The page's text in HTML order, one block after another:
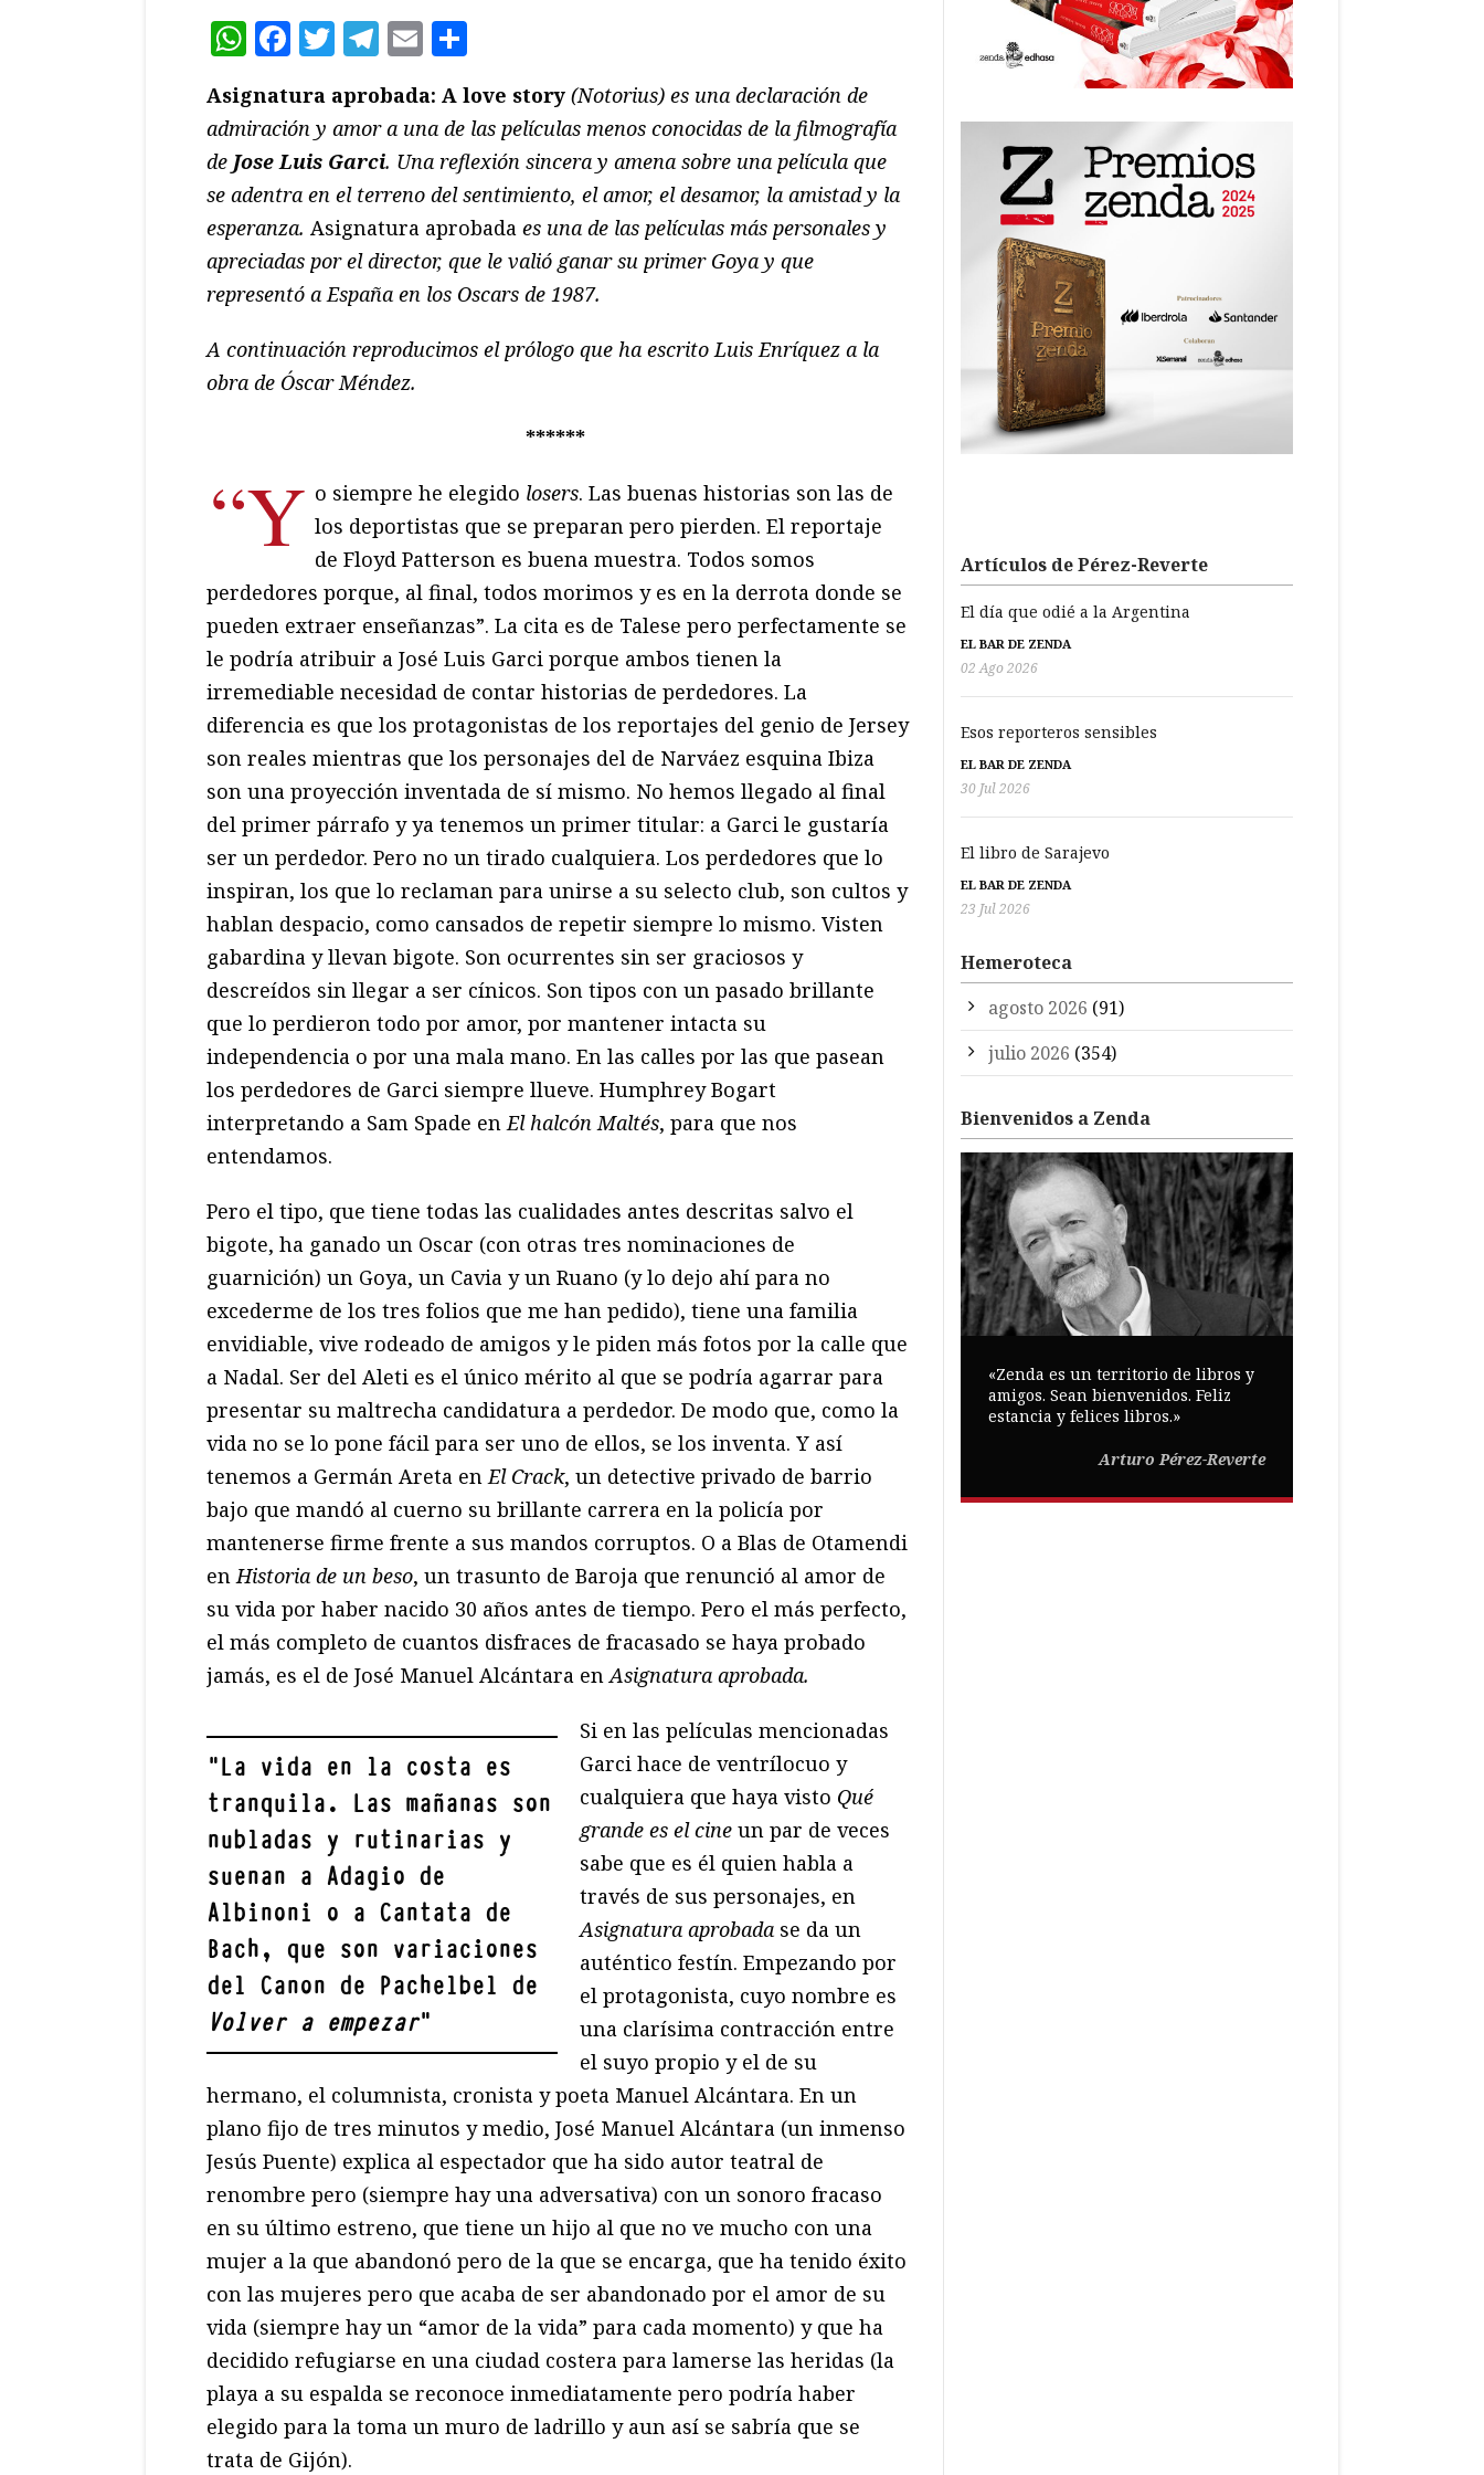
WhatsApp
Facebook
Twitter
Telegram
Email
Asignatura aprobada: A love story (Notorius) es una declaración de
admiración y amor a una de las películas menos conocidas de la filmografía
de Jose Luis Garci. Una reflexión sincera y amena sobre una película que
se adentra en el terreno del sentimiento, el amor, el desamor, la amistad y la
esperanza. Asignatura aprobada es una de las películas más personales y
apreciadas por el director, que le valió ganar su primer Goya y que
representó a España en los Oscars de 1987.
A continuación reproducimos el prólogo que ha escrito Luis Enríquez a la
obra de Óscar Méndez.
******
“Y o siempre he elegido losers. Las buenas historias son las de
los deportistas que se preparan pero pierden. El reportaje
de Floyd Patterson es buena muestra. Todos somos
perdedores porque, al final, todos morimos y es en la derrota donde se
pueden extraer enseñanzas”. La cita es de Talese pero perfectamente se
le podría atribuir a José Luis Garci porque ambos tienen la
irremediable necesidad de contar historias de perdedores. La
diferencia es que los protagonistas de los reportajes del genio de Jersey
son reales mientras que los personajes del de Narváez esquina Ibiza
son una proyección inventada de sí mismo. No hemos llegado al final
del primer párrafo y ya tenemos un primer titular: a Garci le gustaría
ser un perdedor. Pero no un tirado cualquiera. Los perdedores que lo
inspiran, los que lo reclaman para unirse a su selecto club, son cultos y
hablan despacio, como cansados de repetir siempre lo mismo. Visten
gabardina y llevan bigote. Son ocurrentes sin ser graciosos y
descreídos sin llegar a ser cínicos. Son tipos con un pasado brillante
que lo perdieron todo por amor, por mantener intacta su
independencia o por una mala mano. En las calles por las que pasean
los perdedores de Garci siempre llueve. Humphrey Bogart
interpretando a Sam Spade enEl halcón Maltés, para que nos
entendamos.
Pero el tipo, que tiene todas las cualidades antes descritas salvo el
bigote, ha ganado un Oscar (con otras tres nominaciones de
guarnición) un Goya, un Cavia y un Ruano (y lo dejo ahí para no
excederme de los tres folios que me han pedido), tiene una familia
envidiable, vive rodeado de amigos y le piden más fotos por la calle que
a Nadal. Ser del Aleti es el único mérito al que se podría agarrar para
presentar su maltrecha candidatura a perdedor. De modo que, como la
vida no se lo pone fácil para ser uno de ellos, se los inventa. Y así
tenemos a Germán Areta enEl Crack, un detective privado de barrio
bajo que mandó al cuerno su brillante carrera en la policía por
mantenerse firme frente a sus mandos corruptos. O a Blas de Otamendi
enHistoria de un beso, un trasunto de Baroja que renunció al amor de
su vida por haber nacido 30 años antes de tiempo. Pero el más perfecto,
el más completo de cuantos disfraces de fracasado se haya probado
jamás, es el de José Manuel Alcántara enAsignatura aprobada.
"La vida en la costa es
tranquila. Las mañanas son
nubladas y rutinarias y
suenan a Adagio de
Albinoni o a Cantata de
Bach, que son variaciones
del Canon de Pachelbel de
Volver a empezar"
Si en las películas mencionadas
Garci hace de ventrílocuo y
cualquiera que haya visto Qué
grande es el cine un par de veces
sabe que es él quien habla a
través de sus personajes, en
Asignatura aprobada se da un
auténtico festín. Empezando por
el protagonista, cuyo nombre es
una clarísima contracción entre
el suyo propio y el de su
hermano, el columnista, cronista y poeta Manuel Alcántara. En un
plano fijo de tres minutos y medio, José Manuel Alcántara (un inmenso
Jesús Puente) explica al espectador que ha sido autor teatral de
renombre pero (siempre hay una adversativa) con un sonoro fracaso
en su último estreno, que tiene un hijo al que no ve mucho con una
mujer a la que abandonó pero de la que se encarga, que ha tenido éxito
con las mujeres pero que acaba de ser abandonado por el amor de su
vida (siempre hay un “amor de la vida” para cada momento) y que ha
decidido refugiarse en una ciudad costera para lamerse las heridas (la
playa a su espalda se reconoce inmediatamente pero podría haber
elegido para la toma un muro de ladrillo y aun así se sabría que se
trata de Gijón).
Artículos de Pérez-Reverte
El día que odié a la Argentina
EL BAR DE ZENDA
02 Ago 2026
Esos reporteros sensibles
EL BAR DE ZENDA
30 Jul 2026
El libro de Sarajevo
EL BAR DE ZENDA
23 Jul 2026
Hemeroteca
agosto 2026 (91)
julio 2026 (354)
Bienvenidos a Zenda
«Zenda es un territorio de libros y
amigos. Sean bienvenidos. Feliz
estancia y felices libros.»
Arturo Pérez-Reverte